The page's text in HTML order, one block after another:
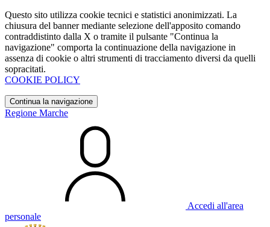
Questo sito utilizza cookie tecnici e statistici anonimizzati. La
chiusura del banner mediante selezione dell'apposito comando
contraddistinto dalla X o tramite il pulsante "Continua la
navigazione" comporta la continuazione della navigazione in
assenza di cookie o altri strumenti di tracciamento diversi da quelli
sopracitati.
COOKIE POLICY
Continua la navigazione
Regione Marche
Accedi all'area
personale